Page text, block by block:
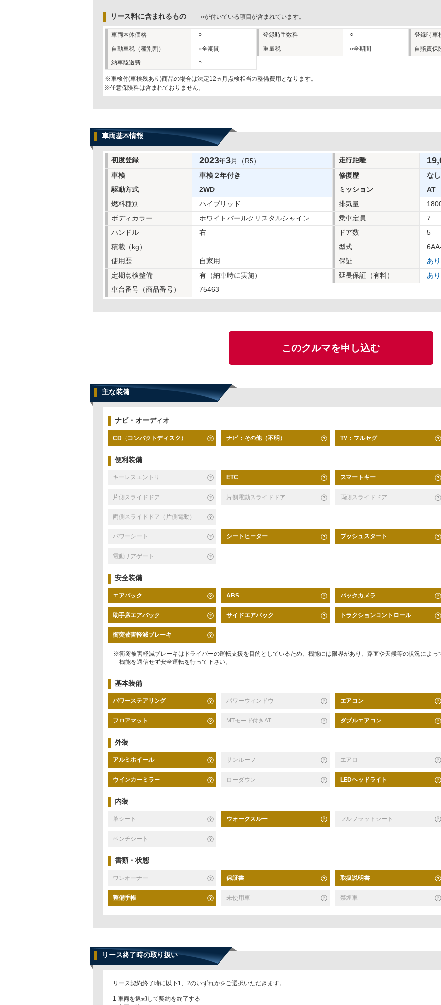
リース料に含まれるもの ○が付いている項目が含まれています。
車両本体価格 ○ 登録時手数料 ○ 登録時車
自動車税（種別割） ○全期間 重量税 ○全期間 自賠責保
納車陸送費
○
※車検付(車検残あり)商品の場合は法定12ヵ月点検相当の整備費用となります。
※任意保険料は含まれておりません。
車両基本情報
初度登録 2023年3月（R5） 走行距離
車検
車検２年付き 修復歴
なし
駆動方式
2WD ミッション
AT
燃料種別
ハイブリッド 排気量
ボディカラー
ホワイトパールクリスタルシャイン 乗車定員
7
ハンドル
右 ドア数
5
積載（kg）
型式
使用歴
自家用 保証
あり
定期点検整備
有（納車時に実施） 延長保証（有料）
あり
車台番号（商品番号）
75463
このクルマを申し込む
主な装備
ナビ・オーディオ
CD（コンパクトディスク） ナビ：その他（不明） TV：フルセグ
便利装備
キーレスエントリ ETC スマートキー
片側スライドドア 片側電動スライドドア 両側スライドドア
両側スライドドア（片側電動）
パワーシート シートヒーター プッシュスタート
電動リアゲート
安全装備
エアバック ABS バックカメラ
助手席エアバック サイドエアバック トラクションコントロール
衝突被害軽減ブレーキ
※衝突被害軽減ブレーキはドライバーの運転支援を目的としているため、機能には限界があり、路面や天候等の状況によっ
機能を過信せず安全運転を行って下さい。
基本装備
パワーステアリング パワーウィンドウ エアコン
フロアマット MTモード付きAT ダブルエアコン
外装
アルミホイール サンルーフ エアロ
ウインカーミラー ローダウン LEDヘッドライト
内装
革シート ウォークスルー フルフラットシート
ベンチシート
書類・状態
ワンオーナー 保証書 取扱説明書
整備手帳 未使用車 禁煙車
リース終了時の取り扱い
リース契約終了時に以下1、2のいずれかをご選択いただきます。
1 車両を返却して契約を終了する